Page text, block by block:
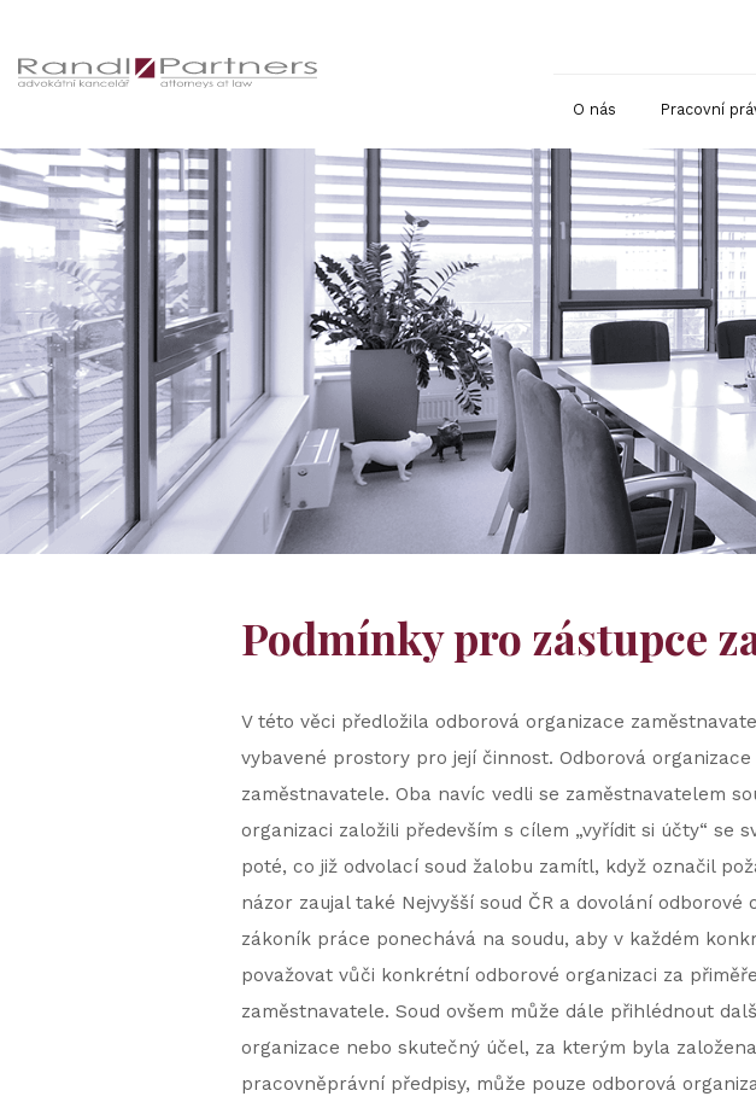
O nás Pracovní
Podmínky pro zástupce
V této věci předložila odborová organizace
vybavené prostory pro její činnost. Odborová
zaměstnavatele. Oba navíc vedli se zaměstnavatelem
organizaci založili především s cílem „vyřídit si účty“ se
poté, co již odvolací soud žalobu zamítl, když označil
názor zaujal také Nejvyšší soud ČR a dovolání
zákoník práce ponechává na soudu, aby v každém
považovat vůči konkrétní odborové organizaci za
zaměstnavatele. Soud ovšem může dále přihlédnout
organizace nebo skutečný účel, za kterým byla
pracovněprávní předpisy, může pouze odborová